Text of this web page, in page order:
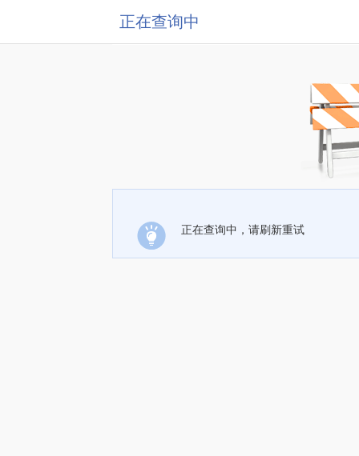
正在查询中
正在查询中，请刷新重试